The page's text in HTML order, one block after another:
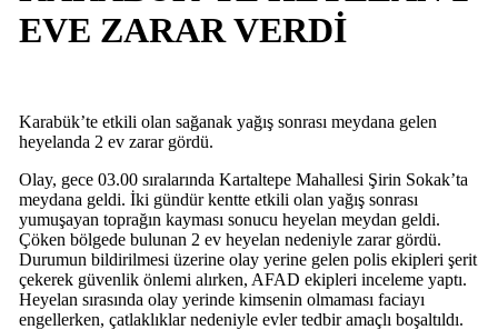
EVE ZARAR VERDİ
Karabük’te etkili olan sağanak yağış sonrası meydana gelen
heyelanda 2 ev zarar gördü.
Olay, gece 03.00 sıralarında Kartaltepe Mahallesi Şirin Sokak’ta
meydana geldi. İki gündür kentte etkili olan yağış sonrası
yumuşayan toprağın kayması sonucu heyelan meydan geldi.
Çöken bölgede bulunan 2 ev heyelan nedeniyle zarar gördü.
Durumun bildirilmesi üzerine olay yerine gelen polis ekipleri şerit
çekerek güvenlik önlemi alırken, AFAD ekipleri inceleme yaptı.
Heyelan sırasında olay yerinde kimsenin olmaması faciayı
engellerken, çatlaklıklar nedeniyle evler tedbir amaçlı boşaltıldı.